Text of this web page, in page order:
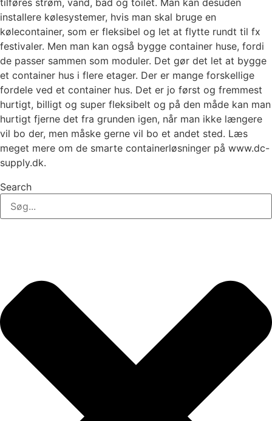
tilføres strøm, vand, bad og toilet. Man kan desuden
installere kølesystemer, hvis man skal bruge en
kølecontainer, som er fleksibel og let at flytte rundt til fx
festivaler. Men man kan også bygge container huse, fordi
de passer sammen som moduler. Det gør det let at bygge
et container hus i flere etager. Der er mange forskellige
fordele ved et container hus. Det er jo først og fremmest
hurtigt, billigt og super fleksibelt og på den måde kan man
hurtigt fjerne det fra grunden igen, når man ikke længere
vil bo der, men måske gerne vil bo et andet sted. Læs
meget mere om de smarte containerløsninger på www.dc-
supply.dk.
Search